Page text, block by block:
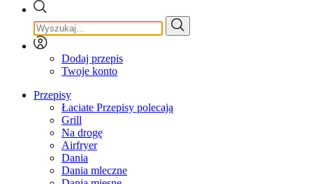
Dodaj przepis
Twoje konto
Przepisy
Łaciate Przepisy polecają
Grill
Na drogę
Airfryer
Dania
Dania mleczne